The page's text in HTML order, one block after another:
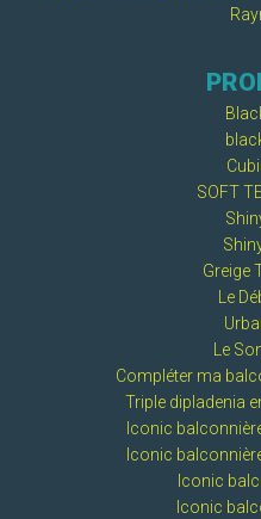
SOFT
Greige
Le
Le
Compléter ma
Triple dipladenia
Iconic
Iconic
Iconic
Iconic